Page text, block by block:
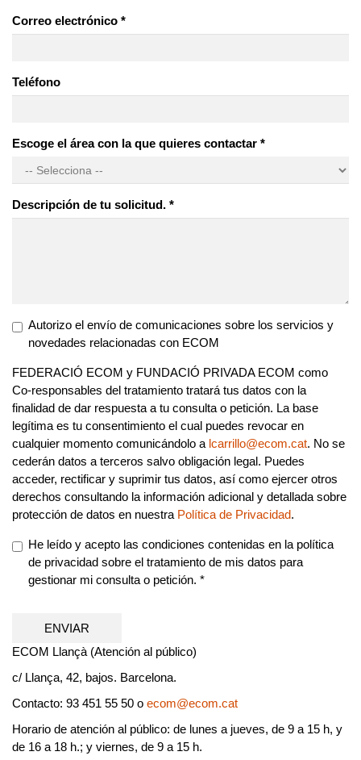
Correo electrónico *
Teléfono
Escoge el área con la que quieres contactar *
Descripción de tu solicitud. *
Autorizo el envío de comunicaciones sobre los servicios y
novedades relacionadas con ECOM
FEDERACIÓ ECOM y FUNDACIÓ PRIVADA ECOM como
Co-responsables del tratamiento tratará tus datos con la
finalidad de dar respuesta a tu consulta o petición. La base
legítima es tu consentimiento el cual puedes revocar en
cualquier momento comunicándolo a lcarrillo@ecom.cat. No se
cederán datos a terceros salvo obligación legal. Puedes
acceder, rectificar y suprimir tus datos, así como ejercer otros
derechos consultando la información adicional y detallada sobre
protección de datos en nuestra Política de Privacidad.
He leído y acepto las condiciones contenidas en la política
de privacidad sobre el tratamiento de mis datos para
gestionar mi consulta o petición. *
ENVIAR
ECOM Llançà (Atención al público)
c/ Llança, 42, bajos. Barcelona.
Contacto: 93 451 55 50 o ecom@ecom.cat
Horario de atención al público: de lunes a jueves, de 9 a 15 h, y
de 16 a 18 h.; y viernes, de 9 a 15 h.